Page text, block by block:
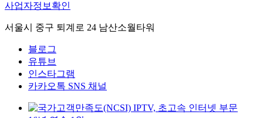
사업자정보확인
서울시 중구 퇴계로 24 남산소월타워
블로그
유튜브
인스타그램
카카오톡 SNS 채널
IPTV, 초고속 인터넷 부문